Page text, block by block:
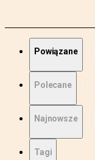
Powiązane
Polecane
Najnowsze
Tagi